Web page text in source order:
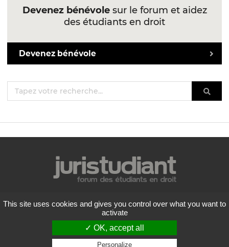
Devenez bénévolesur le forum et aidez
des étudiants en droit
Devenez bénévole
Mentions légales
Politique de confidentialité
Conditions générales d'utilisation
Liste des forums
Contactez-nous
This site uses cookies and gives you control over what you want to
activate
✓ OK, accept all
Personalize